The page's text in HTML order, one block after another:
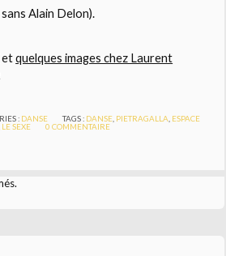
Alain Delon).
etquelques images chez Laurent
: DANSE TAGS : DANSE PIETRAGALLA ESPACE
LE SEXE 0 COMMENTAIRE